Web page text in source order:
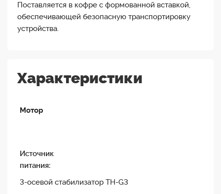
Поставляется в кофре с формованной вставкой,
обеспечивающей безопасную транспортировку
устройства.
Характеристики
Мотор
Источник
питания:
3-осевой стабилизатор TH-G3